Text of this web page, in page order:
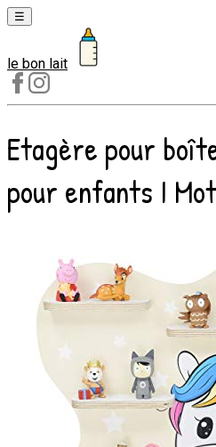
☰
Laits
1er
âge
Laits
2e
âge
croissance
le bon lait
Etagère pour
pour enfants I